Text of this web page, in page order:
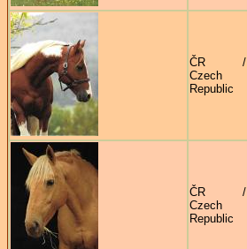
ČR /
Czech
Republic
ČR /
Czech
Republic